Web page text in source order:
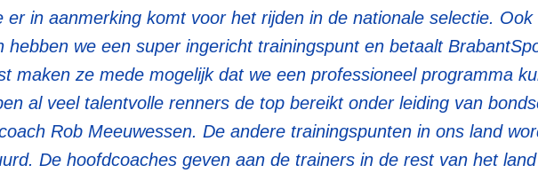
er in aanmerking komt voor het rijden in de nationale selectie.
hebben we een super ingericht trainingspunt en betaalt
maken ze mede mogelijk dat we een professioneel programma
al veel talentvolle renners de top bereikt onder leiding van
Rob Meeuwessen. De andere trainingspunten in ons land
De hoofdcoaches geven aan de trainers in de rest van het
Kunstwielrijden
Baanwielrennen